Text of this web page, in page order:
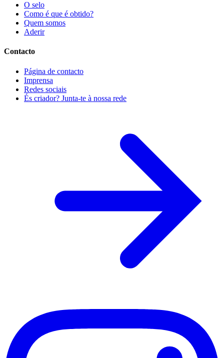
O selo
Como é que é obtido?
Quem somos
Aderir
Contacto
Página de contacto
Imprensa
Redes sociais
És criador? Junta-te à nossa rede